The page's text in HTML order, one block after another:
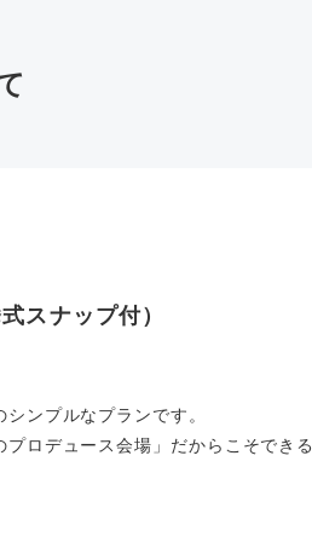
スナップ付）
ンプルなプランです。
ロデュース会場」だからこそできる